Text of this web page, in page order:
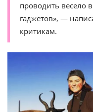
проводить весело
гаджетов», —
критикам.